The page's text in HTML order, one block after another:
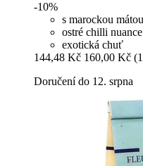
-10%
s marockou
ostré chilli nuance
exotická chuť
144,48 Kč 160,00 Kč
Doručení do 12. srpna